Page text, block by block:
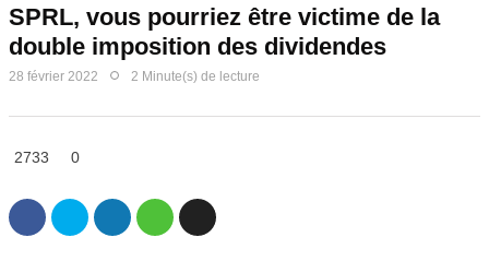
SPRL, vous pourriez être victime de la
double imposition des dividendes
28 février 2022 2 Minute(s) de lecture
2733 0